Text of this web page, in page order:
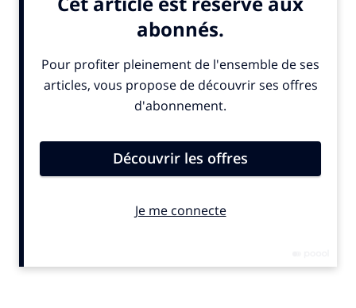
Chaque mois, un questionnaire thématique sera mis
ici.fr . Les auditeurs et internautes
clés tels que le climat, l’éducation, les mobilités ou
encore la sécurité. Chaque sondage restera ouvert
deux semaines avant d’être analysé par l’institut
national et régional. Cette approche permettra de
mettre en lumière les disparités locales et les
spécificités territoriales.
Au total, six grands thèmes feront l’objet de cette